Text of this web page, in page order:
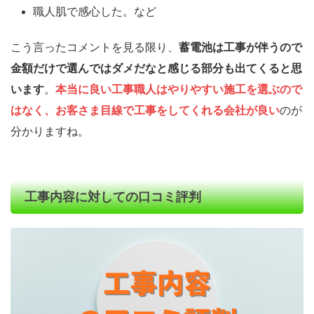
職人肌で感心した。など
こう言ったコメントを見る限り、 蓄電池は工事が伴うので
金額だけで選んではダメだなと感じる部分も出てくると思
います。 本当に良い工事職人はやりやすい施工を選ぶので
はなく、お客さま目線で工事をしてくれる会社が良いのが
分かりますね。
工事内容に対しての口コミ評判